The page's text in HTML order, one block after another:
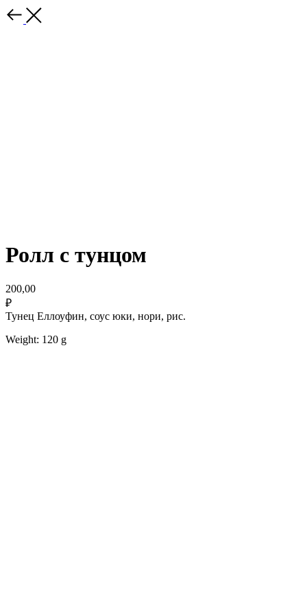
Ролл с тунцом
200,00
₽
Тунец Еллоуфин, соус юки, нори, рис.
Weight: 120 g